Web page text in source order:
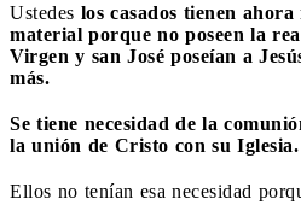
Ustedes los casados tienen
material porque no poseen la
Virgen y san José poseían a
más.
Se tiene necesidad de la
la unión de Cristo con su Iglesia.
Ellos no tenían esa necesidad